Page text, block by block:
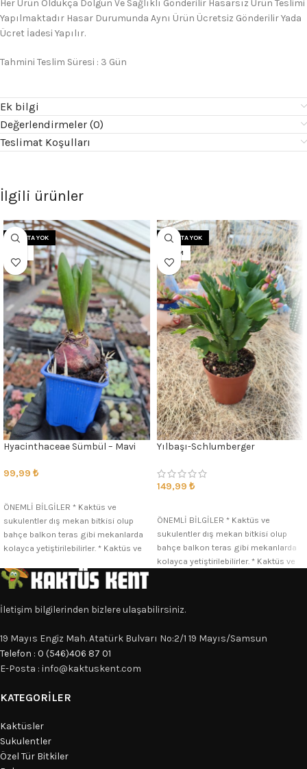
Her Ürün Oldukça Dolgun Ve Sağlıklı Gönderilir Hasarsız Ürün Teslimi
Yapılmaktadır Hasar Durumunda Aynı Ürün Ücretsiz Gönderilir Yada
Ücret İadesi Yapılır.
Tahmini Teslim Süresi : 3 Gün
Ek bilgi
Değerlendirmeler (0)
Teslimat Koşulları
İlgili ürünler
STOKTA YOK
Hyacinthaceae Sümbül – Mavi
99,99 ₺
ÖNEMLİ BİLGİLER * Kaktüs ve
sukulentler dış mekan bitkisi olup
bahçe balkon teras gibi mekanlarda
kolayca yetiştirilebilirler. * Kaktüs ve
STOKTA YOK
8.5CM
Yılbaşı-Schlumberger
149,99 ₺
ÖNEMLİ BİLGİLER * Kaktüs ve
sukulentler dış mekan bitkisi olup
bahçe balkon teras gibi mekanlarda
kolayca yetiştirilebilirler. * Kaktüs ve
İletişim bilgilerinden bizlere ulaşabilirsiniz.
19 Mayıs Engiz Mah. Atatürk Bulvarı No:2/1 19 Mayıs/Samsun
Telefon : 0 (546)406 87 01
E-Posta : info@kaktuskent.com
KATEGORILER
Kaktüsler
Sukulentler
Özel Tür Bitkiler